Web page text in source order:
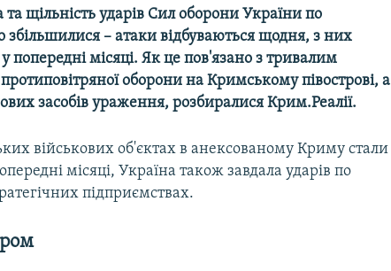
щільність ударів Сил оборони України по
– атаки відбуваються щодня, з них
попередні місяці. Як це пов'язано з тривалим
оборони на Кримському півострові, а
засобів ураження, розбиралися Крим.Реалії.
військових об'єктах в анексованому Криму стали
місяці, Україна також завдала ударів по
підприємствах.